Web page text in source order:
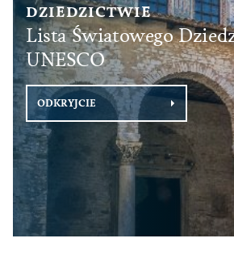
DZIEDZICTWIE
Lista Światowego
UNESCO
ODKRYJCIE